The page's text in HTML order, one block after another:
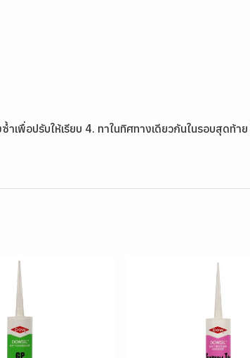
พื่อปรับให้เรียบ 4. ทาในทิศทางเดียวกันในรอบสุดท้า